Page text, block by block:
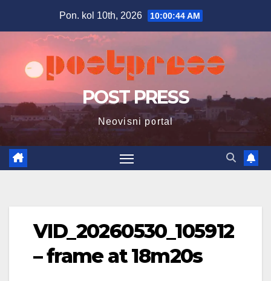
Pon. kol 10th, 2026 10:00:45 AM
POST PRESS
Neovisni portal
VID_20260530_105912
– frame at 18m20s